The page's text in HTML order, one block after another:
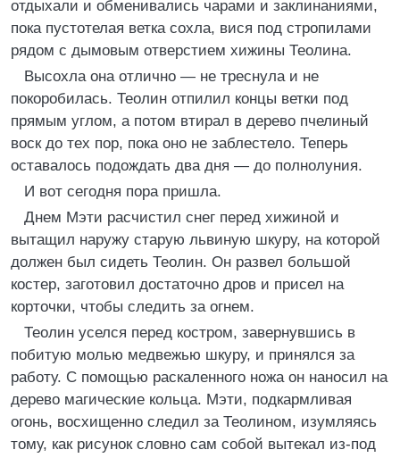
отдыхали и обменивались чарами и заклинаниями,
пока пустотелая ветка сохла, вися под стропилами
рядом с дымовым отверстием хижины Теолина.
Высохла она отлично — не треснула и не
покоробилась. Теолин отпилил концы ветки под
прямым углом, а потом втирал в дерево пчелиный
воск до тех пор, пока оно не заблестело. Теперь
оставалось подождать два дня — до полнолуния.
И вот сегодня пора пришла.
Днем Мэти расчистил снег перед хижиной и
вытащил наружу старую львиную шкуру, на которой
должен был сидеть Теолин. Он развел большой
костер, заготовил достаточно дров и присел на
корточки, чтобы следить за огнем.
Теолин уселся перед костром, завернувшись в
побитую молью медвежью шкуру, и принялся за
работу. С помощью раскаленного ножа он наносил на
дерево магические кольца. Мэти, подкармливая
огонь, восхищенно следил за Теолином, изумляясь
тому, как рисунок словно сам собой вытекал из-под